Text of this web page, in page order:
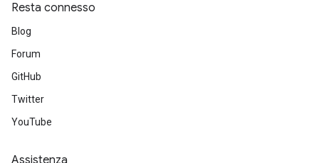
Resta connesso
Blog
Forum
GitHub
Twitter
YouTube
Assistenza